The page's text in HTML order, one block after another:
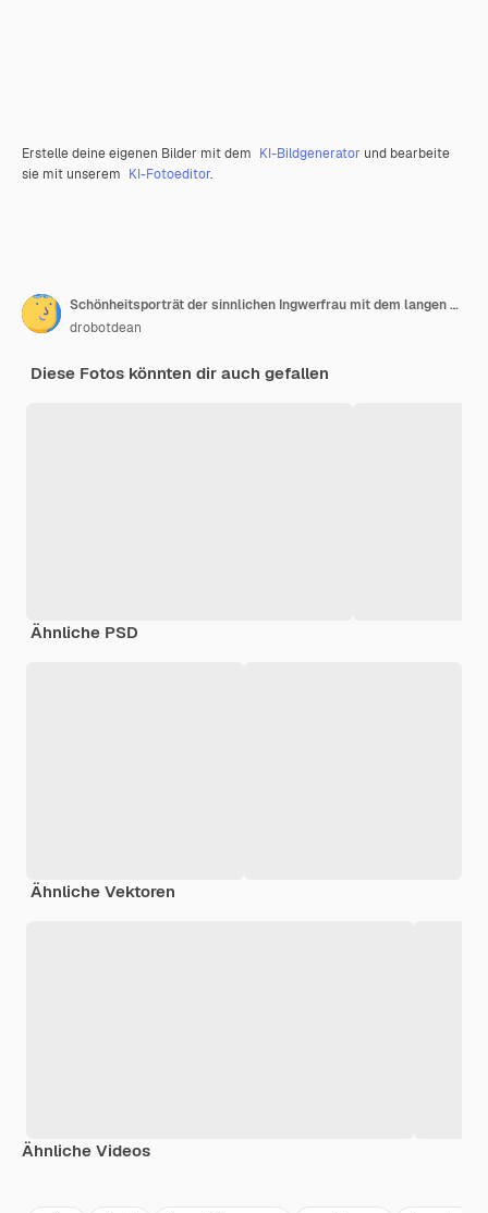
Erstelle deine eigenen Bilder mit dem KI-Bildgenerator und bearbeite
sie mit unserem KI-Fotoeditor.
Schönheitsporträt der sinnlichen Ingwerfrau mit dem langen Haar, das mit geschlossenen Augen aufwirft
drobotdean
Diese Fotos könnten dir auch gefallen
Ähnliche PSD
Ähnliche Vektoren
Ähnliche Videos